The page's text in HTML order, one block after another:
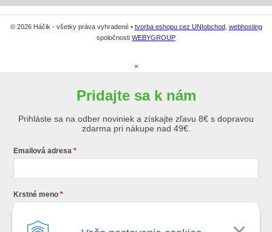
© 2026 Háčik - všetky práva vyhradené • tvorba eshopu cez UNIobchod, webhosting
spoločnosti WEBYGROUP
×
Pridajte sa k nám
Prihláste sa na odber noviniek a získajte zľavu 8€ s dopravou
zdarma pri nákupe nad 49€.
Emailová adresa
Krstné meno